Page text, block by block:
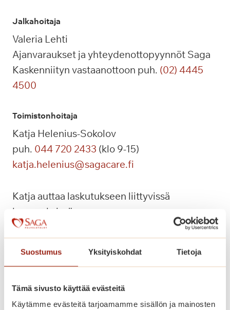
Suostumus Yksityiskohdat Tietoja
Tämä sivusto käyttää evästeitä
Käytämme evästeitä tarjoamamme sisällön ja mainosten
Jalkahoitaja
Valeria Lehti
Ajanvaraukset ja yhteydenottopyynnöt Saga
Kaskenniityn vastaanottoon puh. (02) 4445
4500
Toimistonhoitaja
Katja Helenius-Sokolov
puh. 044 720 2433 (klo 9-15)
katja.helenius@sagacare.fi
Katja auttaa laskutukseen liittyvissä
kysymyksissä.
Saga Kaskenniityn parturi-kampaamo
Kampaamo La Mome, Maria Hyrkäs
Huoltomies